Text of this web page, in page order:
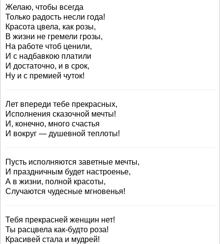
Желаю, чтобы всегда
Только радость несли года!
Красота цвела, как розы,
В жизни не гремели грозы,
На работе чтоб ценили,
И с надбавкою платили
И достаточно, и в срок,
Ну и с премией чуток!
Лет впереди тебе прекрасных,
Исполнения сказочной мечты!
И, конечно, много счастья
И вокруг — душевной теплоты!
Пусть исполняются заветные мечты,
И праздничным будет настроенье,
А в жизни, полной красоты,
Случаются чудесные мгновенья!
Тебя прекрасней женщин нет!
Ты расцвела как-будто роза!
Красивей стала и мудрей!